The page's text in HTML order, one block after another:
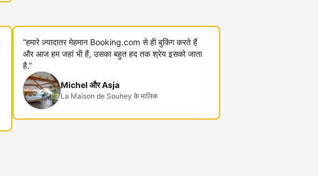
“हमारे ज़्यादातर मेहमान Booking.com से ही बुकिंग करते हैं
और आज हम जहां भी हैं, उसका बहुत हद तक श्रेय इसको जाता
है.”
Michel और Asja
La Maison de Souhey के मालिक